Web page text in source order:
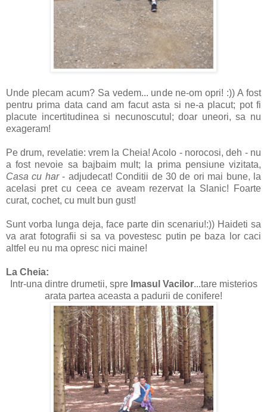
Unde plecam acum? Sa vedem... unde ne-om opri! :)) A fost
pentru prima data cand am facut asta si ne-a placut; pot fi
placute incertitudinea si necunoscutul; doar uneori, sa nu
exageram!
Pe drum, revelatie: vrem la Cheia! Acolo - norocosi, deh - nu
a fost nevoie sa bajbaim mult; la prima pensiune vizitata,
Casa cu har- adjudecat! Conditii de 30 de ori mai bune, la
acelasi pret cu ceea ce aveam rezervat la Slanic! Foarte
curat, cochet, cu mult bun gust!
Sunt vorba lunga deja, face parte din scenariu!:)) Haideti sa
va arat fotografii si sa va povestesc putin pe baza lor caci
altfel eu nu ma opresc nici maine!
La Cheia:
Intr-una dintre drumetii, spre Imasul Vacilor...tare misterios
arata partea aceasta a padurii de conifere!